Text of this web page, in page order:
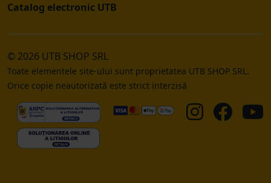
Catalog electronic UTB
© 2026 UTB SHOP SRL
Toate elementele site-ului sunt proprietatea UTB SHOP SRL.
Orice copie neautorizată este strict interzisă